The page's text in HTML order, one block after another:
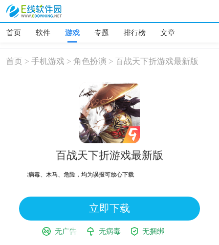
首页 软件 游戏 专题 排行榜 文章
首页 >手机游戏 >角色扮演 >百战天下折游戏最新版
百战天下折游戏最新版
提示病毒、木马、危险，均为误报可放心下载
立即下载
无广告 无病毒 无捆绑